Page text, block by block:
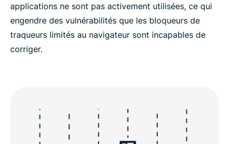
applications ne sont pas activement utilisées, ce qui
engendre des vulnérabilités que les bloqueurs de
traqueurs limités au navigateur sont incapables de
corriger.